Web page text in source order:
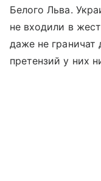
Белого Льва.
не входили в
даже не граничат
претензий у них